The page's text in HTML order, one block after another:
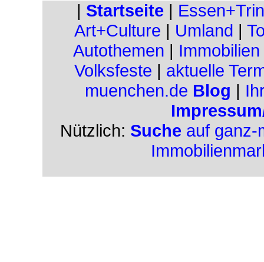
| Startseite |
Art+Culture | Umland |
Autothemen | Immobilien
Volksfeste | aktuelle
muenchen.de Blog |
Nützlich: Suche auf ganz-